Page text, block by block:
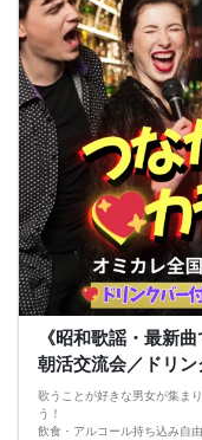
・飲み放題付き
・参加者全員に美容グッズを
・お一人参加、初参加歓迎
■MBTI性格相性診断
事前に診断を受けてからご参
https://
当日は「自分のタイプ」「相
然に会話が広がります。
■当日の流れ
①受付
②乾杯・グループ交流
③約20分ごとにシャッフル
④終了・自由解散
■開催場所
〒160-0023
東京都新宿区西新宿6丁目6-2
新宿国際ビルディング 地下1階
※ヒルトン東京地下1階「ヒル
■最少催行人数
10名
■中止について
※開催確定後は原則開催します
■注意事項
・営業、勧誘、ネットワーク
《昭和歌謡・最新
朝活交流会／ドリ
歌うことが好きな男女が集ま
う！
飲食・アルコール持ち込み自由